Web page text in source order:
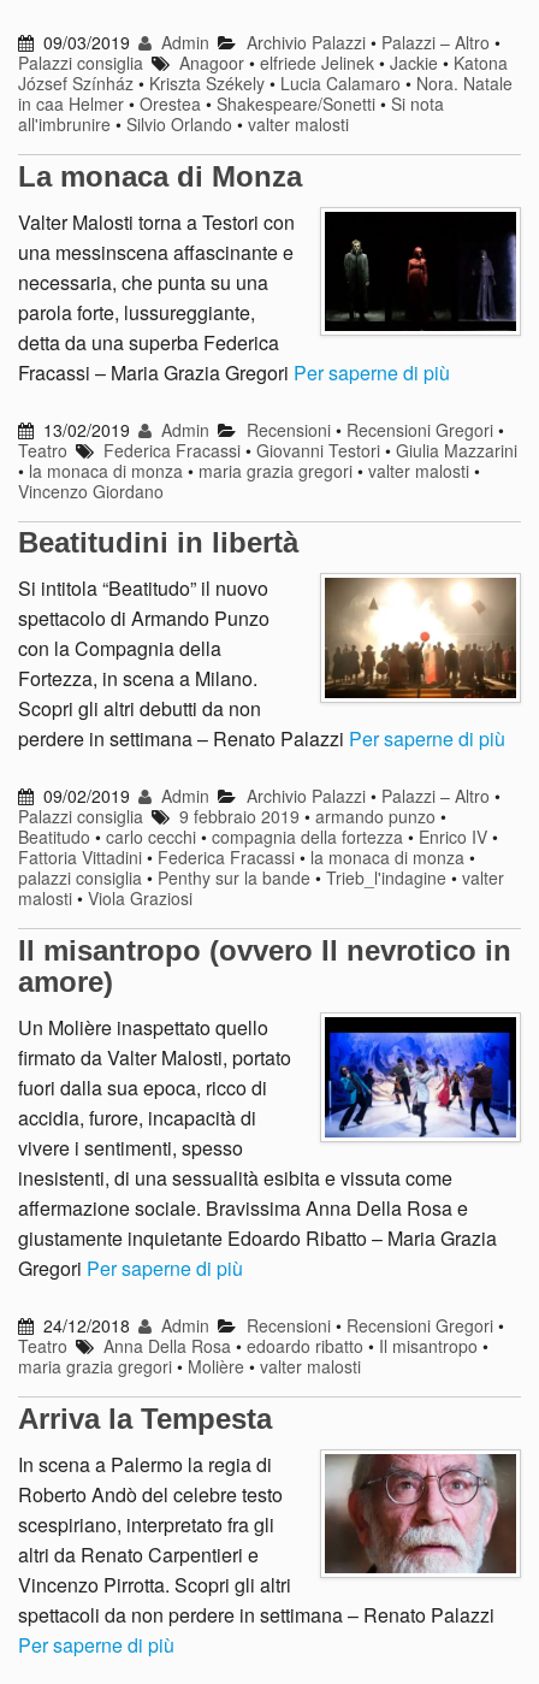
09/03/2019 Admin Archivio Palazzi• Palazzi – Altro •
Palazzi consiglia
Anagoor •elfriede Jelinek •Jackie • Katona
József Színház • Kriszta Székely • Lucia Calamaro • Nora. Natale
in caa Helmer • Orestea • Shakespeare/Sonetti • Si nota
all'imbrunire • Silvio Orlando • valter malosti
La monaca di Monza
Valter Malosti torna a Testori con
una messinscena affascinante e
necessaria, che punta su una
parola forte, lussureggiante,
detta da una superba Federica
Fracassi – Maria Grazia Gregori Per saperne di più
13/02/2019 Admin Recensioni• Recensioni Gregori•
Teatro
Federica Fracassi •Giovanni Testori •Giulia Mazzarini
• la monaca di monza • maria grazia gregori • valter malosti •
Vincenzo Giordano
Beatitudini in libertà
Si intitola “Beatitudo” il nuovo
spettacolo di Armando Punzo
con la Compagnia della
Fortezza, in scena a Milano.
Scopri gli altri debutti da non
perdere in settimana – Renato Palazzi Per saperne di più
09/02/2019 Admin Archivio Palazzi• Palazzi – Altro •
Palazzi consiglia
9 febbraio 2019 •armando punzo •
Beatitudo • carlo cecchi • compagnia della fortezza • Enrico IV •
Fattoria Vittadini • Federica Fracassi • la monaca di monza •
palazzi consiglia • Penthy sur la bande • Trieb_l'indagine • valter
malosti • Viola Graziosi
Il misantropo (ovvero Il nevrotico in
amore)
Un Molière inaspettato quello
firmato da Valter Malosti, portato
fuori dalla sua epoca, ricco di
accidia, furore, incapacità di
vivere i sentimenti, spesso
inesistenti, di una sessualità esibita e vissuta come
affermazione sociale. Bravissima Anna Della Rosa e
giustamente inquietante Edoardo Ribatto – Maria Grazia
Gregori Per saperne di più
24/12/2018 Admin Recensioni• Recensioni Gregori•
Teatro
Anna Della Rosa •edoardo ribatto • Il misantropo •
maria grazia gregori • Molière • valter malosti
Arriva la Tempesta
In scena a Palermo la regia di
Roberto Andò del celebre testo
scespiriano, interpretato fra gli
altri da Renato Carpentieri e
Vincenzo Pirrotta. Scopri gli altri
spettacoli da non perdere in settimana – Renato Palazzi
Per saperne di più